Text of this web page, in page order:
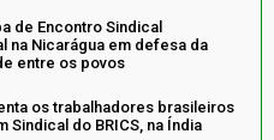
de Encontro Sindical
na Nicarágua em defesa da
entre os povos
os trabalhadores brasileiros
Sindical do BRICS, na Índia